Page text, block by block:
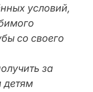
условий,
со своего
за
детям